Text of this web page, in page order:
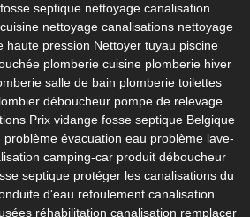
septique nettoyage canalisation
nettoyage canalisations nettoyage
haute pression Nettoyer tuyau piscine
plomberie cuisine plomberie hiver
salle de bain plomberie toilettes
déboucheur pompe de relevage
Prix vidange fosse septique Belgique
problème évacuation eau problème lave-
camping-car produit déboucheur
septique protéger les canalisations du
d'eau refoulement canalisation
réhabilitation canalisation remplacer